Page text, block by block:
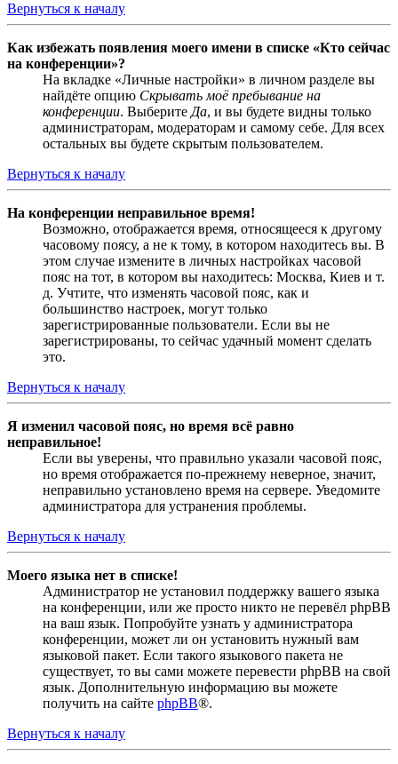
Вернуться к началу
Как избежать появления моего имени в списке «Кто сейчас
на конференции»?
На вкладке «Личные настройки» в личном разделе вы
найдёте опцию Скрывать моё пребывание на
конференции. Выберите Да, и вы будете видны только
администраторам, модераторам и самому себе. Для всех
остальных вы будете скрытым пользователем.
Вернуться к началу
На конференции неправильное время!
Возможно, отображается время, относящееся к другому
часовому поясу, а не к тому, в котором находитесь вы. В
этом случае измените в личных настройках часовой
пояс на тот, в котором вы находитесь: Москва, Киев и т.
д. Учтите, что изменять часовой пояс, как и
большинство настроек, могут только
зарегистрированные пользователи. Если вы не
зарегистрированы, то сейчас удачный момент сделать
это.
Вернуться к началу
Я изменил часовой пояс, но время всё равно
неправильное!
Если вы уверены, что правильно указали часовой пояс,
но время отображается по-прежнему неверное, значит,
неправильно установлено время на сервере. Уведомите
администратора для устранения проблемы.
Вернуться к началу
Моего языка нет в списке!
Администратор не установил поддержку вашего языка
на конференции, или же просто никто не перевёл phpBB
на ваш язык. Попробуйте узнать у администратора
конференции, может ли он установить нужный вам
языковой пакет. Если такого языкового пакета не
существует, то вы сами можете перевести phpBB на свой
язык. Дополнительную информацию вы можете
получить на сайте phpBB®.
Вернуться к началу